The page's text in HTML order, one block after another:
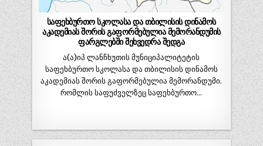
საფეხბურთო სკოლასა და თბილისის დინამოს
აკადემიას შორის გაფორმებულია მემორანდუმის
ფარგლებში შეხვედრა შედგა
ა(ა)იპ ლანჩხუთის მუნიციპალიტეტის
საფეხბურთო სკოლასა და თბილისის დინამოს
აკადემიას შორის გაფორმებულია მემორანდუმი.
რომლის საფუძველზეც საფეხბურთო…